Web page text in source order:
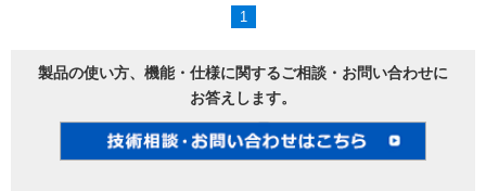
1
製品の使い方、機能・仕様に関するご相談・お問い合わせに
お答えします。